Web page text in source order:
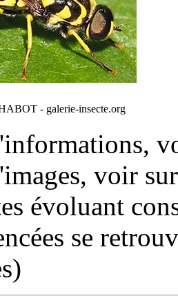
- galerie-insecte.org
voir
évoluant
se